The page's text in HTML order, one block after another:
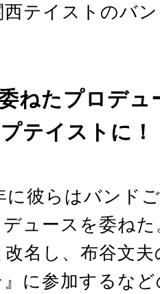
テイストのバ
ねたプロデュ
テイストに！
に彼らはバンド
ュースを委ね
名し、布谷文
』に参加するな